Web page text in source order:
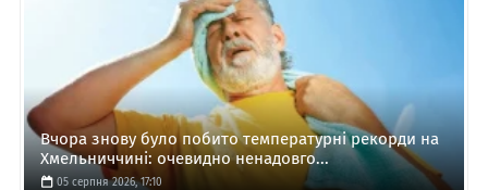
Вчора знову було побито температурні рекорди на
Хмельниччині: очевидно ненадовго...
05 серпня 2026, 17:10